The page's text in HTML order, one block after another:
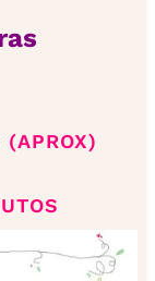
(APROX)